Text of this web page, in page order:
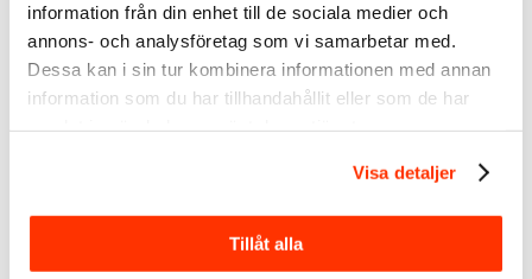
information från din enhet till de sociala medier och
annons- och analysföretag som vi samarbetar med.
Dessa kan i sin tur kombinera informationen med annan
information som du har tillhandahållit eller som de har
Visa detaljer
Tillåt alla
Annonsera på Facebook
till Gustav
Sales &
Manager